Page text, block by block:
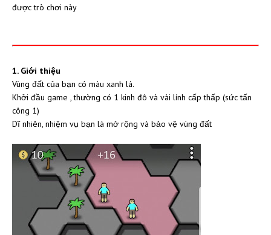
được trò chơi này
1. Giới thiệu
Vùng đất của bạn có màu xanh lá.
Khởi đầu game , thường có 1 kinh đô và vài lính cấp thấp (sức tấn
công 1)
Dĩ nhiên, nhiệm vụ bạn là mở rộng và bảo vệ vùng đất